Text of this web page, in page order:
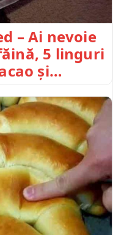
– Ai nevoie
5 linguri
și…